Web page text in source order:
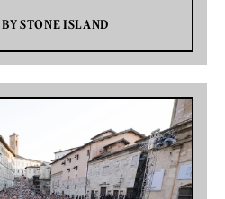
BYSTONE ISLAND